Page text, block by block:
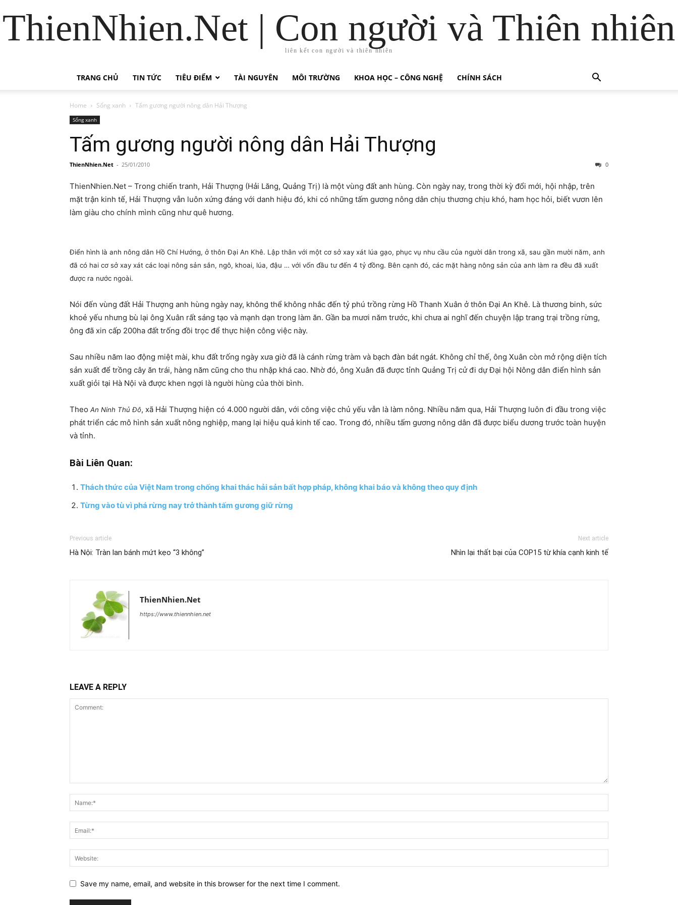
ThienNhien.Net | Con người và Thiên nhiên
liên kết con người và thiên nhiên
TRANG CHỦ TIN TỨC TIÊU ĐIỂM TÀI NGUYÊN MÔI TRƯỜNG KHOA HỌC – CÔNG NGHỆ CHÍNH SÁCH
Home Sống xanh Tấm gương người nông dân Hải Thượng
Sống xanh
Tấm gương người nông dân Hải Thượng
ThienNhien.Net - 25/01/2010 0
ThienNhien.Net – Trong chiến tranh, Hải Thượng (Hải Lăng, Quảng Trị) là một vùng đất anh hùng. Còn ngày nay, trong thời kỳ đổi mới, hội nhập, trên
mặt trận kinh tế, Hải Thượng vẫn luôn xứng đáng với danh hiệu đó, khi có những tấm gương nông dân chịu thương chịu khó, ham học hỏi, biết vươn lên
làm giàu cho chính mình cũng như quê hương.
Điển hình là anh nông dân Hồ Chí Hướng, ở thôn Đại An Khê. Lập thân với một cơ sở xay xát lúa gạo, phục vụ nhu cầu của người dân trong xã, sau gần mười năm, anh
đã có hai cơ sở xay xát các loại nông sản sắn, ngô, khoai, lúa, đậu … với vốn đầu tư đến 4 tỷ đồng. Bên cạnh đó, các mặt hàng nông sản của anh làm ra đều đã xuất
được ra nước ngoài.
Nói đến vùng đất Hải Thượng anh hùng ngày nay, không thể không nhắc đến tỷ phú trồng rừng Hồ Thanh Xuân ở thôn Đại An Khê. Là thương binh, sức
khoẻ yếu nhưng bù lại ông Xuân rất sáng tạo và mạnh dạn trong làm ăn. Gần ba mươi năm trước, khi chưa ai nghĩ đến chuyện lập trang trại trồng rừng,
ông đã xin cấp 200ha đất trống đồi trọc để thực hiện công việc này.
Sau nhiều năm lao động miệt mài, khu đất trống ngày xưa giờ đã là cánh rừng tràm và bạch đàn bát ngát. Không chỉ thế, ông Xuân còn mở rộng diện tích
sản xuất để trồng cây ăn trái, hàng năm cũng cho thu nhập khá cao. Nhờ đó, ông Xuân đã được tỉnh Quảng Trị cử đi dự Đại hội Nông dân điển hình sản
xuất giỏi tại Hà Nội và được khen ngợi là người hùng của thời bình.
Theo An Ninh Thủ Đô, xã Hải Thượng hiện có 4.000 người dân, với công việc chủ yếu vẫn là làm nông. Nhiều năm qua, Hải Thượng luôn đi đầu trong việc
phát triển các mô hình sản xuất nông nghiệp, mang lại hiệu quả kinh tế cao. Trong đó, nhiều tấm gương nông dân đã được biểu dương trước toàn huyện
và tỉnh.
Bài Liên Quan:
Thách thức của Việt Nam trong chống khai thác hải sản bất hợp pháp, không khai báo và không theo quy định
Từng vào tù vì phá rừng nay trở thành tấm gương giữ rừng
Previous article
Hà Nội: Tràn lan bánh mứt kẹo “3 không”
Next article
Nhìn lại thất bại của COP15 từ khía cạnh kinh tế
ThienNhien.Net
https://www.thiennhien.net
LEAVE A REPLY
Save my name, email, and website in this browser for the next time I comment.